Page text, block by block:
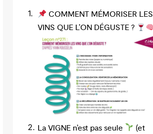
COMMENT MÉMORISER LES
VINS QUE L’ON DÉGUSTE ?
La VIGNE n’est pas seule
(et